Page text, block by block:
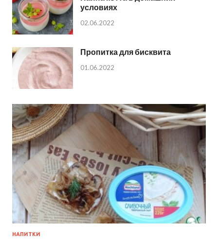
условиях
02.06.2022
Пропитка для бисквита
01.06.2022
НАПИТКИ